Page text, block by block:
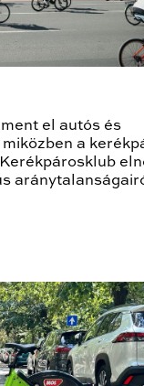
el autós és
a